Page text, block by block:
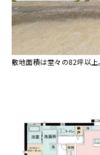
敷地面積は堂々の82坪以上